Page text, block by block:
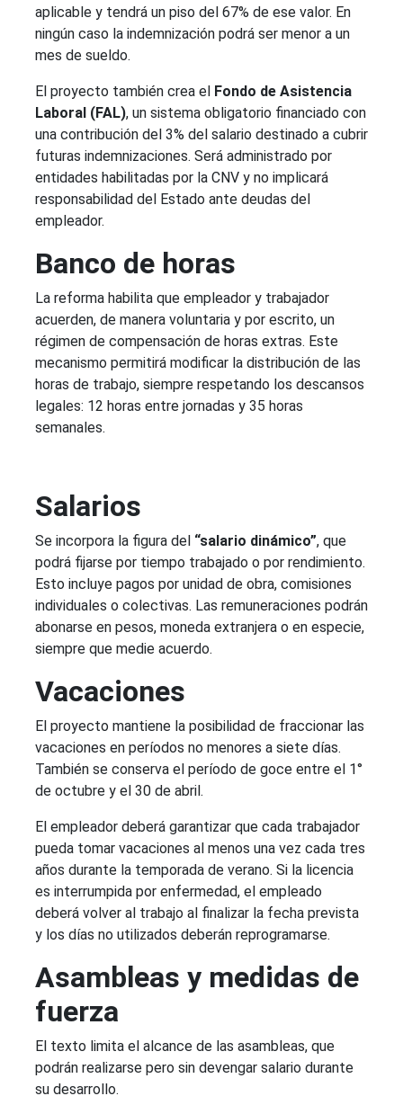
aplicable y tendrá un piso del 67% de ese valor. En
ningún caso la indemnización podrá ser menor a un
mes de sueldo.
El proyecto también crea el Fondo de Asistencia
Laboral (FAL), un sistema obligatorio financiado con
una contribución del 3% del salario destinado a cubrir
futuras indemnizaciones. Será administrado por
entidades habilitadas por la CNV y no implicará
responsabilidad del Estado ante deudas del
empleador.
Banco de horas
La reforma habilita que empleador y trabajador
acuerden, de manera voluntaria y por escrito, un
régimen de compensación de horas extras. Este
mecanismo permitirá modificar la distribución de las
horas de trabajo, siempre respetando los descansos
legales: 12 horas entre jornadas y 35 horas
semanales.
Salarios
Se incorpora la figura del “salario dinámico”, que
podrá fijarse por tiempo trabajado o por rendimiento.
Esto incluye pagos por unidad de obra, comisiones
individuales o colectivas. Las remuneraciones podrán
abonarse en pesos, moneda extranjera o en especie,
siempre que medie acuerdo.
Vacaciones
El proyecto mantiene la posibilidad de fraccionar las
vacaciones en períodos no menores a siete días.
También se conserva el período de goce entre el 1°
de octubre y el 30 de abril.
El empleador deberá garantizar que cada trabajador
pueda tomar vacaciones al menos una vez cada tres
años durante la temporada de verano. Si la licencia
es interrumpida por enfermedad, el empleado
deberá volver al trabajo al finalizar la fecha prevista
y los días no utilizados deberán reprogramarse.
Asambleas y medidas de
fuerza
El texto limita el alcance de las asambleas, que
podrán realizarse pero sin devengar salario durante
su desarrollo.